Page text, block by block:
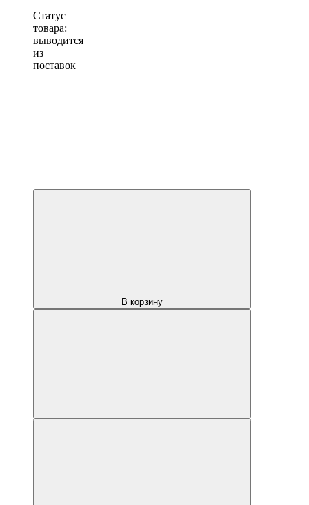
Статус
товара:
выводится
из
поставок
В корзину